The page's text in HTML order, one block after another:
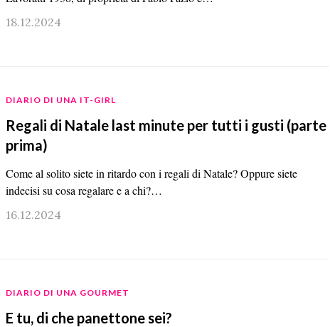
18.12.2024
DIARIO DI UNA IT-GIRL
Regali di Natale last minute per tutti i gusti (parte
prima)
Come al solito siete in ritardo con i regali di Natale? Oppure siete
indecisi su cosa regalare e a chi?…
16.12.2024
DIARIO DI UNA GOURMET
E tu, di che panettone sei?